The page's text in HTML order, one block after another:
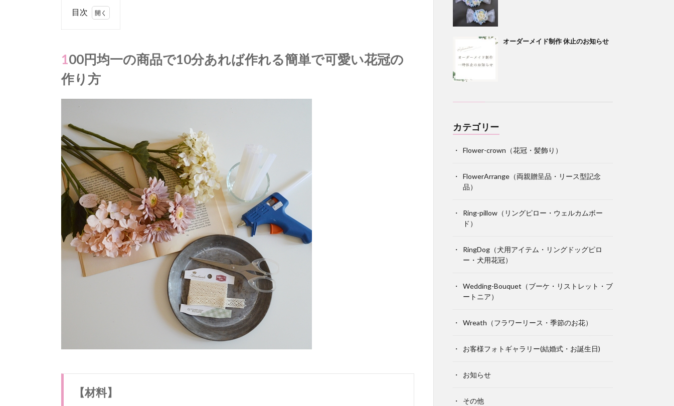
目次
1.
均
一
の
10
分
あ
れ
ば
作
れ
る
で
可
愛
い
【作
100円均一の商品で10分あれば作れる簡単で可愛い花冠の
作り方
【材料】
オーダーメイド制作 休止のお知らせ
カテゴリー
Flower-crown（花冠・髪飾り）
FlowerArrange（両親贈呈品・リース型記念
品）
Ring-pillow（リングピロー・ウェルカムボー
ド）
RingDog（犬用アイテム・リングドッグピロ
ー・犬用花冠）
Wedding-Bouquet（ブーケ・リストレット・ブ
ートニア）
Wreath（フラワーリース・季節のお花）
お客様フォトギャラリー(結婚式・お誕生日)
お知らせ
その他